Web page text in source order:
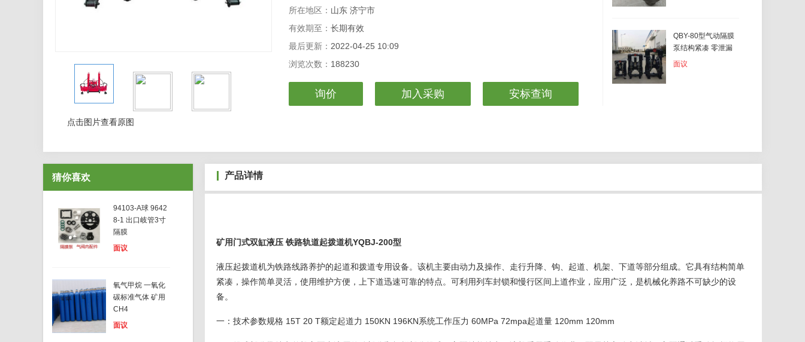
点击图片查看原图
所在地区： 山东 济宁市
有效期至： 长期有效
最后更新： 2022-04-25 10:09
浏览次数： 188230
询价 加入采购 安标查询
QBY-80型气动隔膜
泵结构紧凑 零泄漏
面议
猜你喜欢
94103-A球 9642
8-1 出口岐管3寸
隔膜
面议
氧气甲烷 一氧化
碳标准气体 矿用
CH4
面议
产品详情
矿用门式双缸液压 铁路轨道起拨道机YQBJ-200型
液压起拨道机为铁路线路养护的起道和拨道专用设备。该机主要由动力及操作、走行升降、钩、起道、机架、下道等部分组成。它具有结构简单
紧凑，操作简单灵活，使用维护方便，上下道迅速可靠的特点。可利用列车封锁和慢行区间上道作业，应用广泛，是机械化养路不可缺少的设
备。
一：技术参数规格 15T 20 T额定起道力 150KN 196KN系统工作压力 60MPa 72mpa起道量 120mm 120mm